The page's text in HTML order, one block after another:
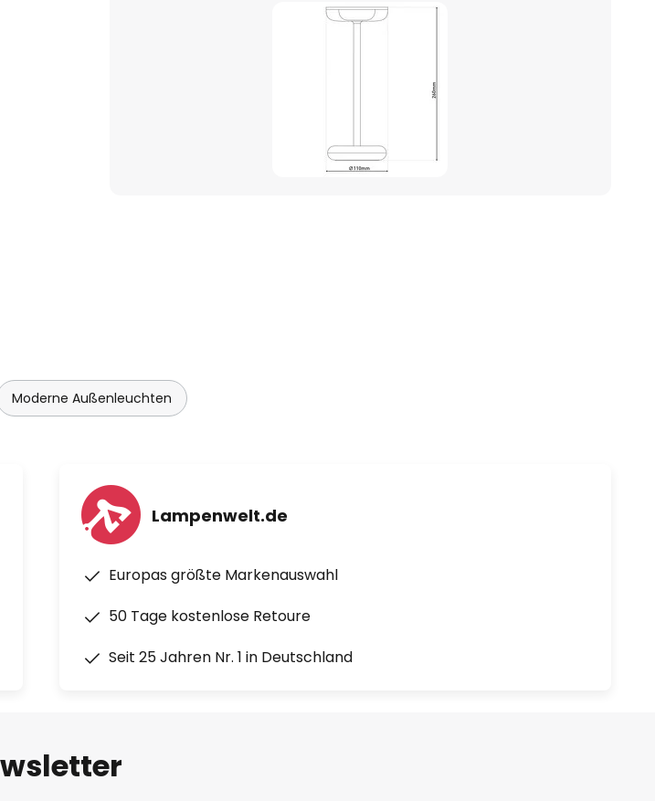
Moderne Außenleuchten
Lampenwelt.de
Europas größte Markenauswahl
50 Tage kostenlose Retoure
Seit 25 Jahren Nr. 1 in Deutschland